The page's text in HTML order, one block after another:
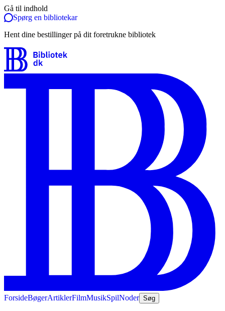
Gå til indhold
Spørg en bibliotekar
Hent dine bestillinger på dit foretrukne bibliotek
ForsideBøgerArtiklerFilmMusikSpilNoder Søg